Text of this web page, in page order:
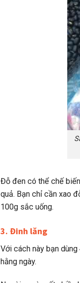
Đỗ đen có thể chế
quả. Bạn chỉ cần xao
100g sắc uống.
3. Đinh lăng
Với cách này bạn
hằng ngày.